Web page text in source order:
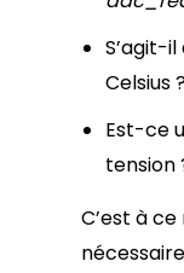
S’agit-
Celsius
Est-ce
tension
C’est à